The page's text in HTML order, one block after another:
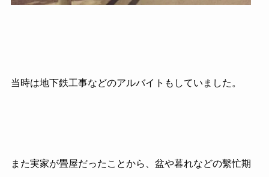
当時は地下鉄工事などのアルバイトもしていました。
また実家が畳屋だったことから、盆や暮れなどの繫忙期